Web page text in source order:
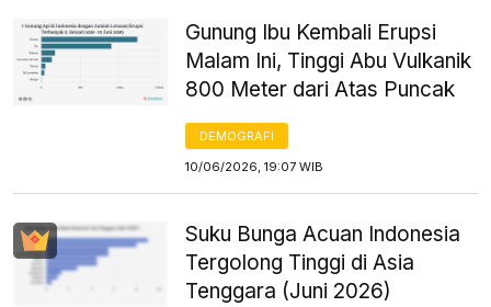
Gunung Ibu Kembali Erupsi
Malam Ini, Tinggi Abu Vulkanik
800 Meter dari Atas Puncak
DEMOGRAFI
10/06/2026, 19:07 WIB
Suku Bunga Acuan Indonesia
Tergolong Tinggi di Asia
Tenggara (Juni 2026)